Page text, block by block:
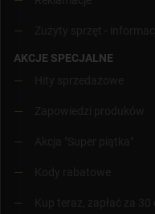
AKCJE SPECJALNE